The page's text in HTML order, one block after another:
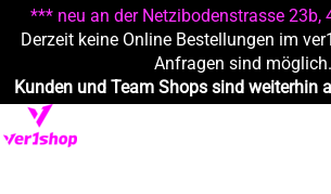
*** neu an der Netzibodenstrasse 23b,
Derzeit keine Online Bestellungen im
Anfragen sind möglich.
Kunden und Team Shops sind weiterhin